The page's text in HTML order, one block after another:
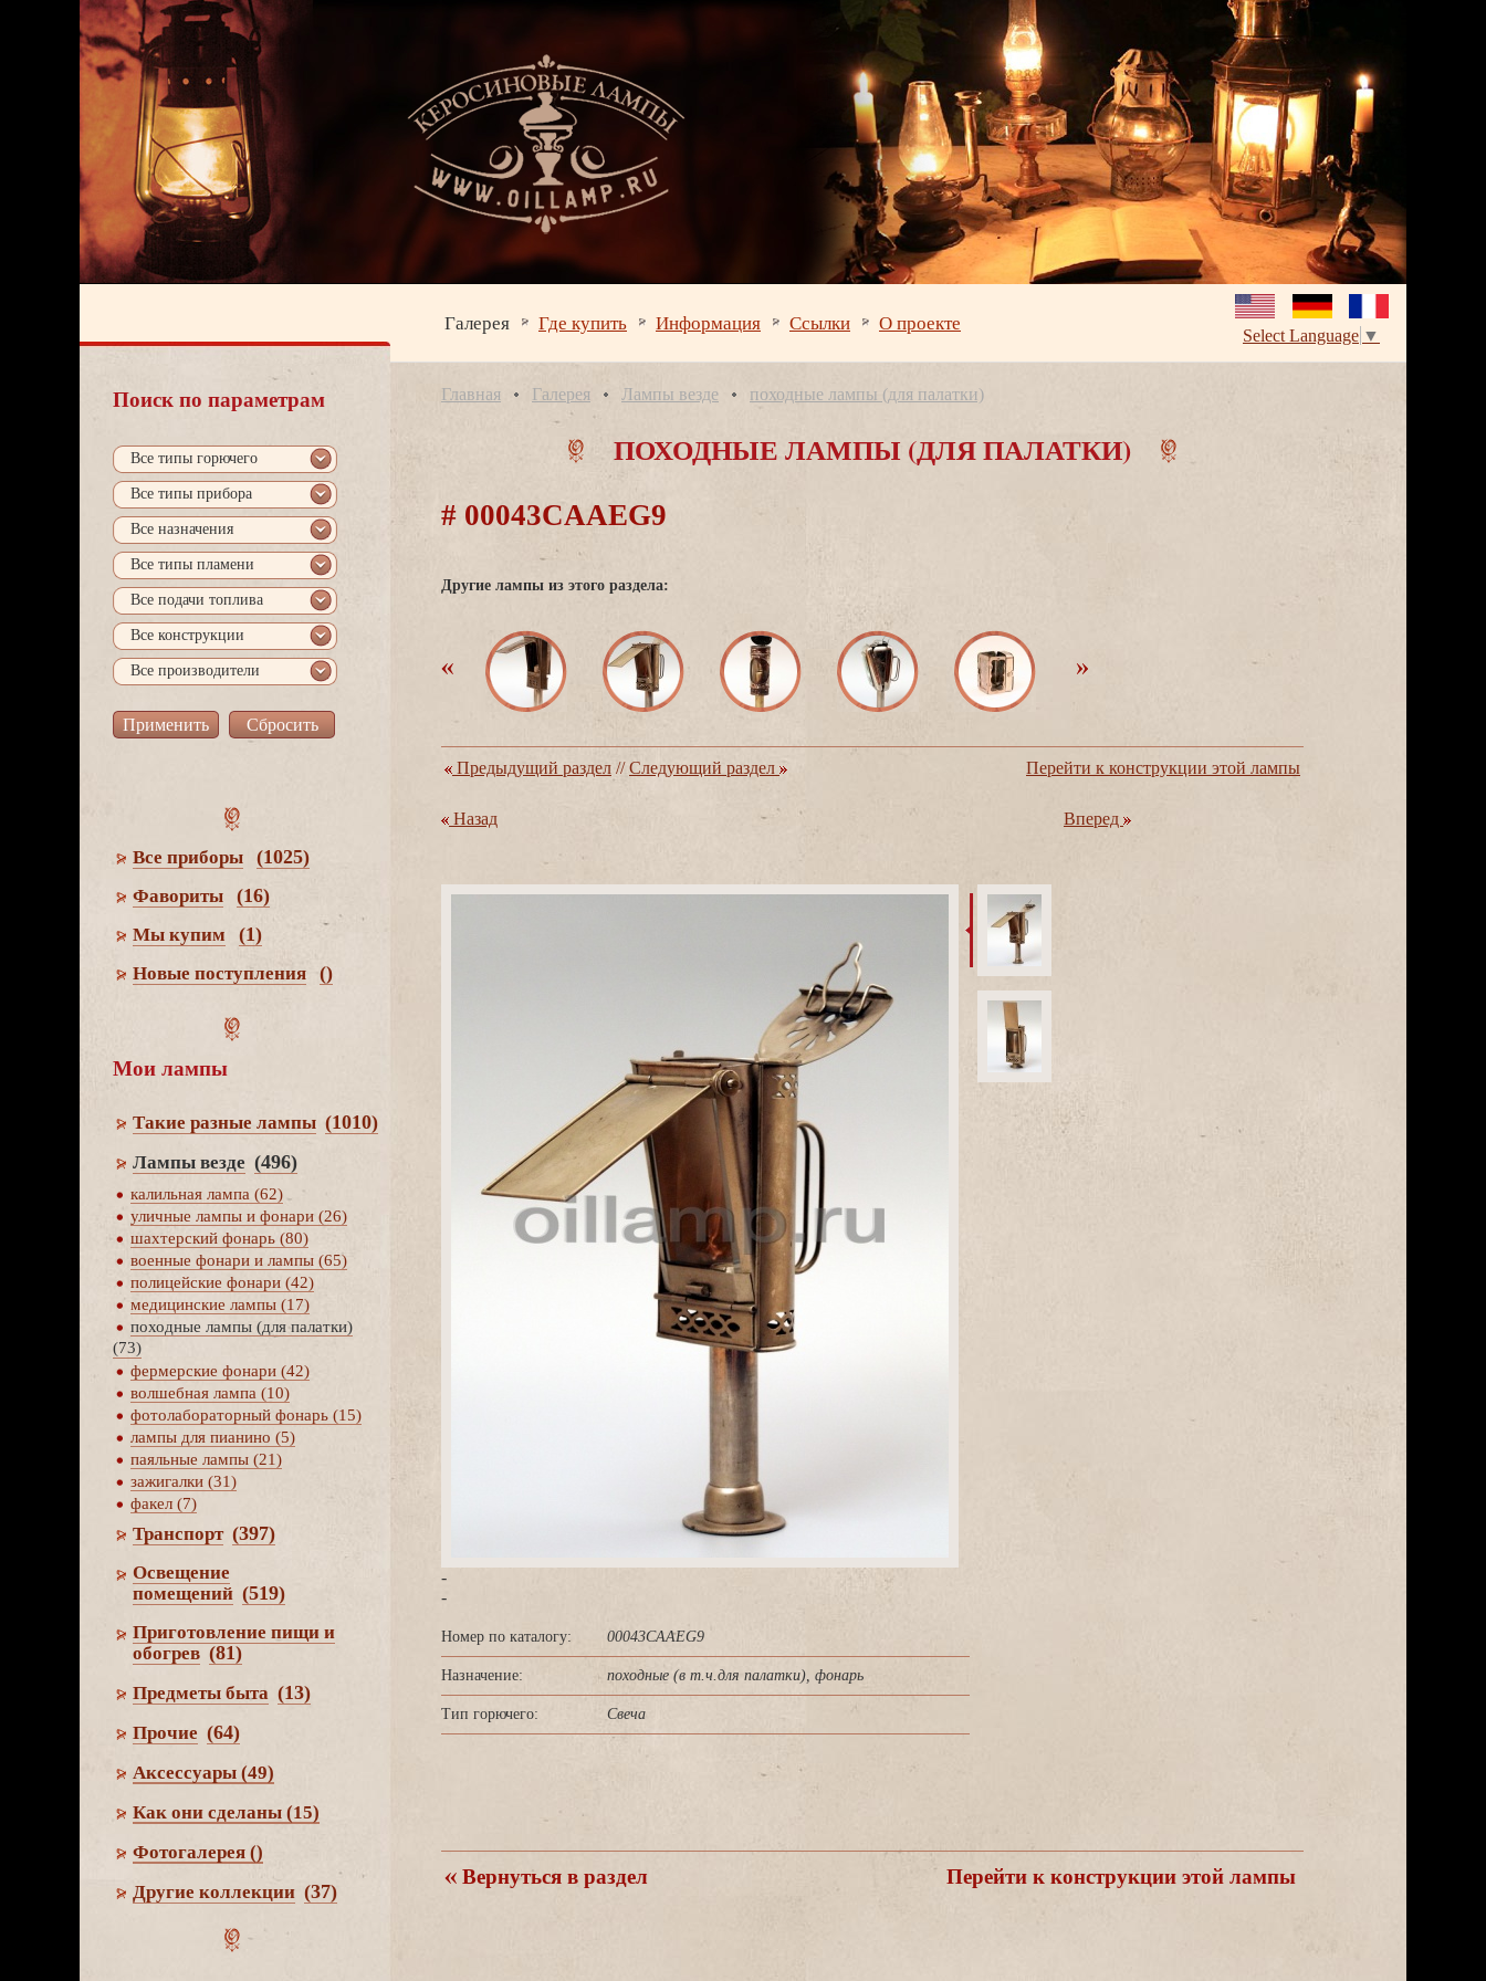
Галерея Где купить Информация Ссылки О проекте
Select Language ▼
Поиск по параметрам
се типы горючего
се типы прибора
се назначения
се типы пламени
се подачи топлива
се конструкции
се производители
се приборы (1025)
Фавориты (16)
Мы купим (1)
Новые поступления ()
Мои лампы
Такие разные лампы (1010)
Лампы везде (496)
калильная лампа (62)
уличные лампы и фонари (26)
шахтерский фонарь (80)
оенные фонари и лампы (65)
полицейские фонари (42)
медицинские лампы (17)
походные лампы (для палатки)
(73)
фермерские фонари (42)
олшебная лампа (10)
фотолабораторный фонарь (15)
лампы для пианино (5)
паяльные лампы (21)
зажигалки (31)
факел (7)
Транспорт (397)
Освещение
помещений (519)
Приготовление пищи и
обогре (81)
Предметы быта (13)
Прочие (64)
Аксессуары (49)
Как они сделаны (15)
Фотогалерея ()
Другие коллекции (37)
Главная Галерея Лампы везде походные лампы (для палатки)
ПОХОДНЫЕ ЛАМПЫ (ДЛЯ ПАЛАТКИ)
# 00043CAAEG9
Другие лампы из этого раздела:
Предыдущий раздел //Следующий раздел Перейти к конструкции этой лампы
Назад перед
-
-
Номер по каталогу: 00043CAAEG9
Назначение: походные (в т.ч.для палатки), фонарь
Тип горючего: Свеча
ернуться в раздел Перейти к конструкции этой лампы